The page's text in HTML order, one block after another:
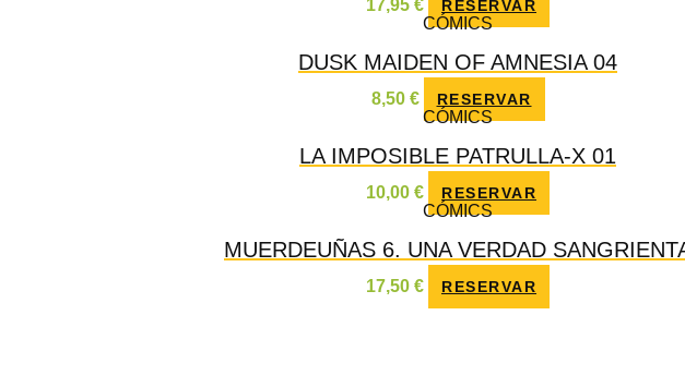
17,95 € RESERVAR
CÓMICS
DUSK MAIDEN OF AMNESIA 04
8,50 € RESERVAR
CÓMICS
LA IMPOSIBLE PATRULLA-X 01
10,00 € RESERVAR
CÓMICS
MUERDEUÑAS 6. UNA VERDAD
17,50 € RESERVAR